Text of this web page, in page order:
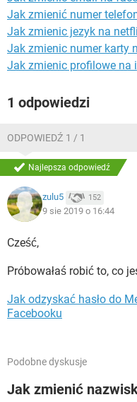
Jak zmienić numer
Jak zmienic jezyk na
Jak zmienic numer karty
Jak zmienic profilowe na
1 odpowiedzi
ODPOWIEDŹ 1 / 1
Najlepsza odpowiedź
zulu5 152
9 sie 2019 o 16:44
Cześć,
Próbowałaś robić to, co
Jak odzyskać hasło do
Facebooku
Podobne dyskusje
Jak zmienić